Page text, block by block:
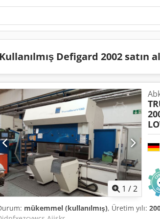
Defigard 2002 satın al
1 /2
mükemmel (kullanılmış), Üretim yılı: